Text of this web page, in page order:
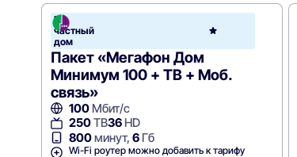
В
частный
дом
Пакет «Мегафон Дом
Минимум 100 + ТВ + Моб.
связь»
100Мбит/с
250ТВ36HD
800минут, 6Гб
Wi-Fi роутер можно добавить к тарифу